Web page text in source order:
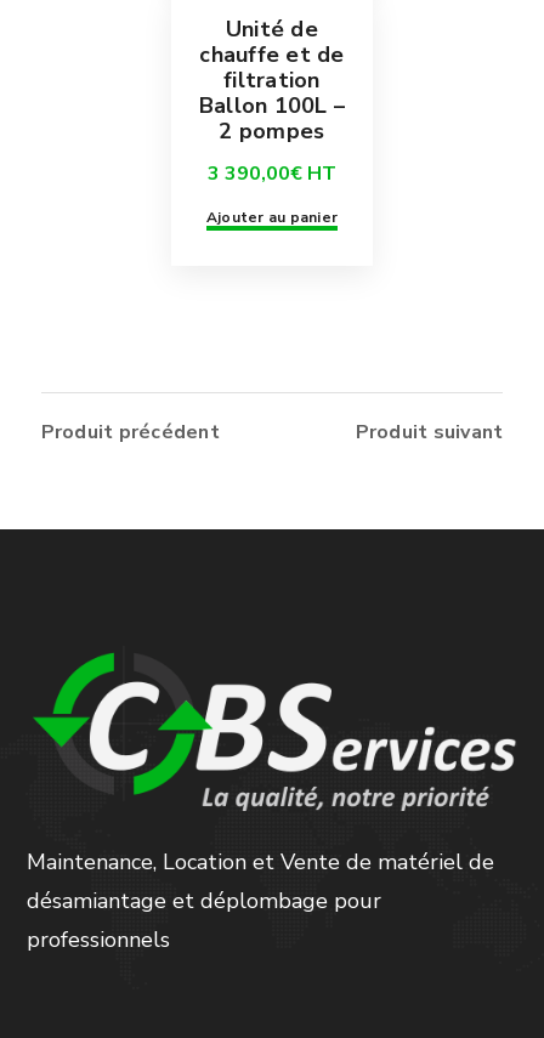
Unité de
chauffe et de
filtration
Ballon 100L –
2 pompes
3 390,00€ HT
Ajouter au panier
Produit précédent Produit suivant
Maintenance, Location et Vente de matériel de
désamiantage et déplombage pour
professionnels